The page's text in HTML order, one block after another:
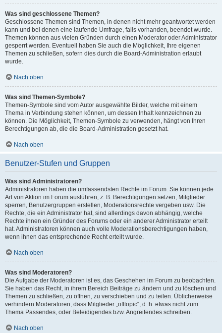
Was sind geschlossene Themen?
Geschlossene Themen sind Themen, in denen nicht mehr geantwortet werden
kann und bei denen eine laufende Umfrage, falls vorhanden, beendet wurde.
Themen können aus vielen Gründen durch einen Moderator oder Administrator
gesperrt werden. Eventuell haben Sie auch die Möglichkeit, Ihre eigenen
Themen zu schließen, sofern dies durch die Board-Administration erlaubt
wurde.
Nach oben
Was sind Themen-Symbole?
Themen-Symbole sind vom Autor ausgewählte Bilder, welche mit einem
Thema in Verbindung stehen können, um dessen Inhalt kennzeichnen zu
können. Die Möglichkeit, Themen-Symbole zu verwenden, hängt von Ihren
Berechtigungen ab, die die Board-Administration gesetzt hat.
Nach oben
Benutzer-Stufen und Gruppen
Was sind Administratoren?
Administratoren haben die umfassendsten Rechte im Forum. Sie können jede
Art von Aktion im Forum ausführen; z. B. Berechtigungen setzen, Mitglieder
sperren, Benutzergruppen erstellen, Moderationsrechte vergeben usw. Die
Rechte, die ein Administrator hat, sind allerdings davon abhängig, welche
Rechte ihnen ein Gründer des Forums oder ein anderer Administrator erteilt
hat. Administratoren können auch volle Moderationsberechtigungen haben,
wenn ihnen das entsprechende Recht erteilt wurde.
Nach oben
Was sind Moderatoren?
Die Aufgabe der Moderatoren ist es, das Geschehen im Forum zu beobachten.
Sie haben das Recht, in ihrem Bereich Beiträge zu ändern und zu löschen und
Themen zu schließen, zu öffnen, zu verschieben und zu teilen. Üblicherweise
verhindern Moderatoren, dass Mitglieder „offtopic“, d. h. etwas nicht zum
Thema Passendes, oder Beleidigendes bzw. Angreifendes schreiben.
Nach oben